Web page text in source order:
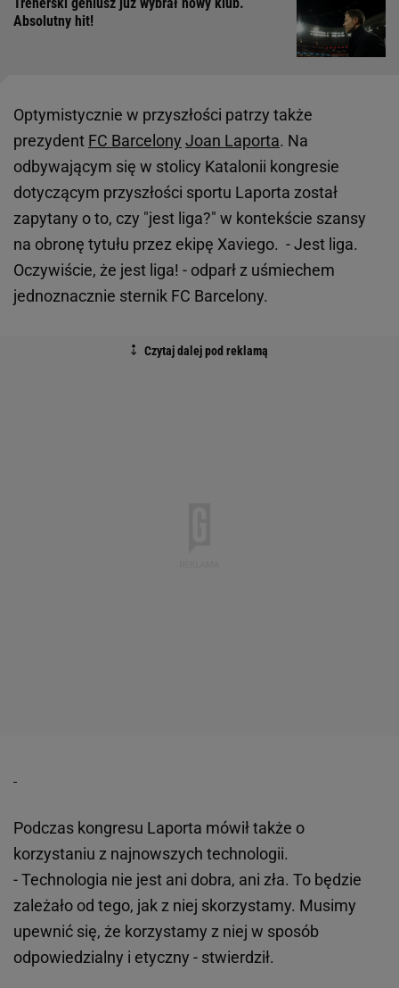
Absolutny hit!
Optymistycznie w przyszłości patrzy także
prezydent FC Barcelony Joan Laporta. Na
odbywającym się w stolicy Katalonii kongresie
dotyczącym przyszłości sportu Laporta został
zapytany o to, czy "jest liga?" w kontekście szansy
na obronę tytułu przez ekipę Xaviego. - Jest liga.
Oczywiście, że jest liga! - odparł z uśmiechem
jednoznacznie sternik FC Barcelony.
Podczas kongresu Laporta mówił także o
korzystaniu z najnowszych technologii.
- Technologia nie jest ani dobra, ani zła. To będzie
zależało od tego, jak z niej skorzystamy. Musimy
upewnić się, że korzystamy z niej w sposób
odpowiedzialny i etyczny - stwierdził.